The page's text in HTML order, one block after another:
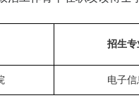
招生专
电子信